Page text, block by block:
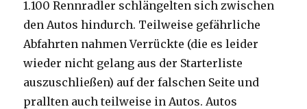
1.100 Rennradler schlängelten sich zwischen
den Autos hindurch. Teilweise gefährliche
Abfahrten nahmen Verrückte (die es leider
wieder nicht gelang aus der Starterliste
auszuschließen) auf der falschen Seite und
prallten auch teilweise in Autos. Autos